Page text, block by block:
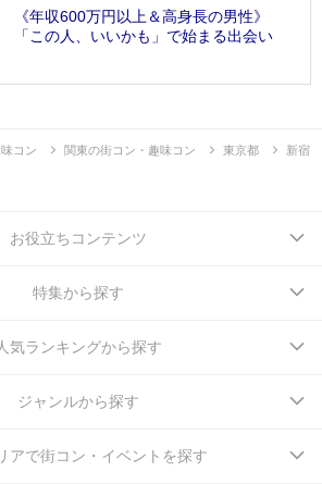
《年収600万円以上＆高身長の男性》
「この人、いいかも」で始まる出会い
コン 関東の街コン・趣味コン 東京都 新宿
お役立ちコンテンツ
特集から探す
気ランキングから探す
ジャンルから探す
アで街コン・イベントを探す